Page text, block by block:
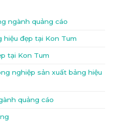
ngành quảng cáo
hiệu đẹp tại Kon Tum
tại Kon Tum
nghiệp sản xuất bảng hiệu
quảng cáo